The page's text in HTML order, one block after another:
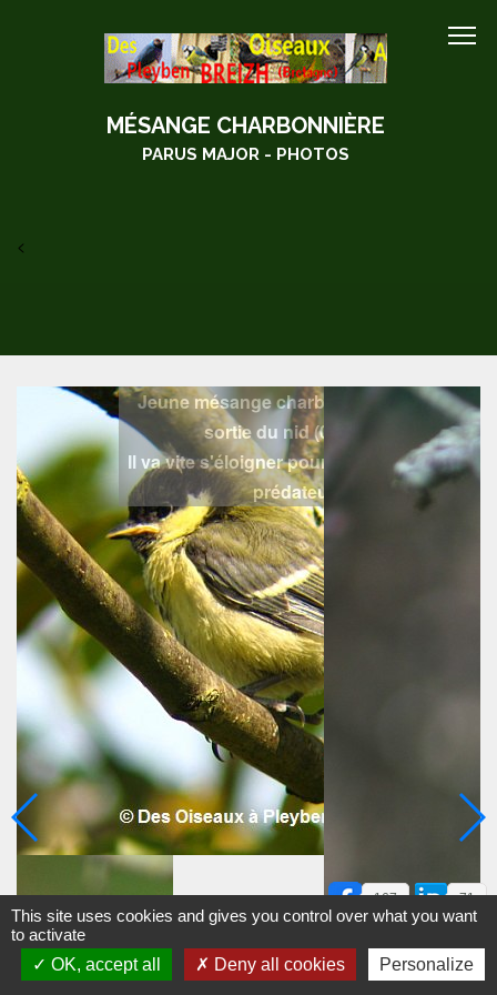
MÉSANGE CHARBONNIÈRE
PARUS MAJOR - PHOTOS
<
167 71
Jeune mésange charbonnière après la
sortie du nid (09/06/06)
Il va vite s'éloigner pour ne pas attirer les
prédateurs
This site uses cookies and gives you control over what you want
to activate
OK, accept all
Deny all cookies Personalize